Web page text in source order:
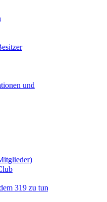
und
319 zu tun